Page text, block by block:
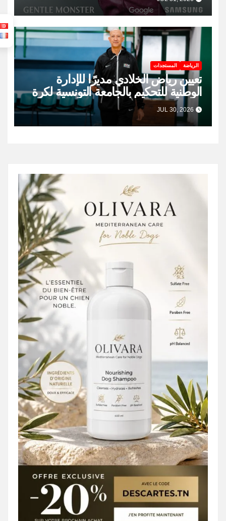
الرياضة المستجدات
تعيين رياض الخلادي مديرًا للإدارة
الوطنية للتحكيم بالجامعة التونسية لكرة
السلة
JUL 30, 2026